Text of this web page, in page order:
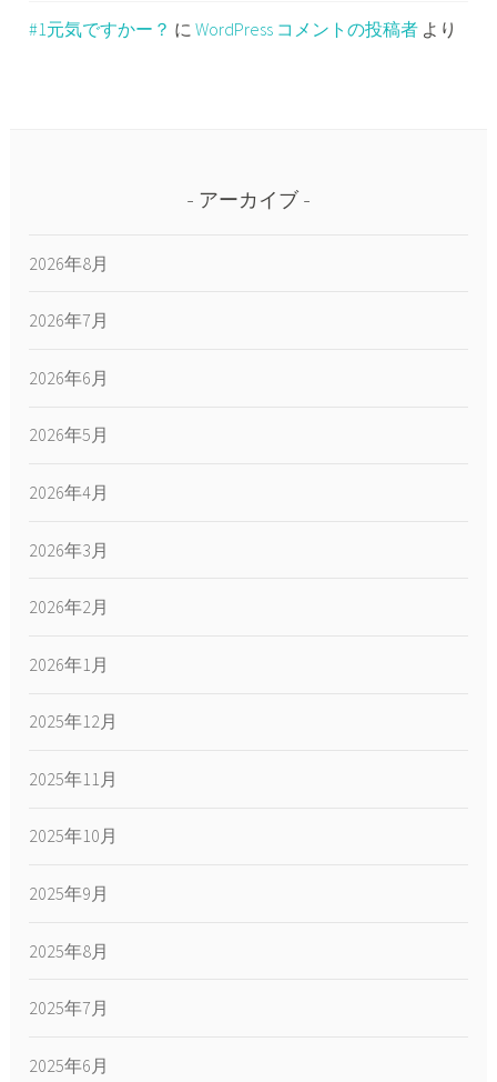
#1元気ですかー？ にWordPress コメントの投稿者 より
アーカイブ
2026年8月
2026年7月
2026年6月
2026年5月
2026年4月
2026年3月
2026年2月
2026年1月
2025年12月
2025年11月
2025年10月
2025年9月
2025年8月
2025年7月
2025年6月